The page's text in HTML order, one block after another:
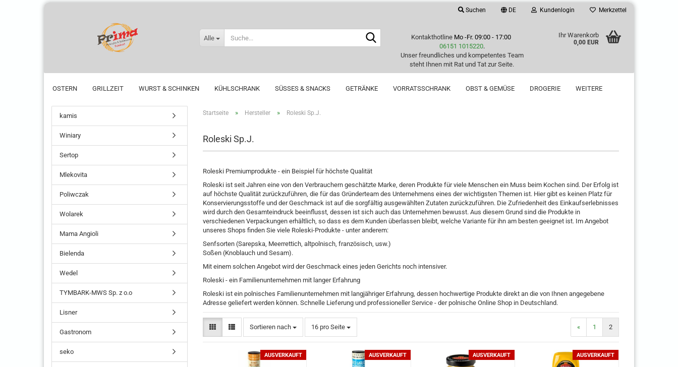
Suchen DE Kundenlogin Merkzettel
Alle Kontakthotline Mo -Fr. 09:00 - 17:00
06151 1015220.
Unser freundliches und kompetentes Team
steht Ihnen mit Rat und Tat zur Seite.
Ihr Warenkorb
0,00 EUR
OSTERN GRILLZEIT WURST & SCHINKEN KÜHLSCHRANK SÜSSES & SNACKS GETRÄNKE VORRATSSCHRANK OBST & GEMÜSE DROGERIE WEITERE
Startseite » Hersteller » Roleski Sp.J.
Roleski Sp.J.
Roleski Premiumprodukte - ein Beispiel für höchste Qualität
Roleski ist seit Jahren eine von den Verbrauchern geschätzte Marke, deren Produkte für viele Menschen ein Muss beim Kochen sind. Der Erfolg ist
auf höchste Qualität zurückzuführen, die für das Gründerteam des Unternehmens eines der wichtigsten Themen ist. Hier gibt es keinen Platz für
Konservierungsstoffe und der Geschmack ist auf die sorgfältig ausgewählten Zutaten zurückzuführen. Die Zufriedenheit des Einkaufserlebnisses
wird durch den Gesamteindruck beeinflusst, dessen ist sich auch das Unternehmen bewusst. Aus diesem Grund sind die Produkte in
verschiedenen Verpackungen erhältlich, so dass es dem Kunden überlassen bleibt, welche Variante für ihn am besten geeignet ist. Im Angebot
unseres Shops finden Sie viele Roleski-Produkte - unter anderem:
Senfsorten (Sarepska, Meerrettich, altpolnisch, französisch, usw.)
Soßen (Knoblauch und Sesam).
Mit einem solchen Angebot wird der Geschmack eines jeden Gerichts noch intensiver.
Roleski - ein Familienunternehmen mit langer Erfahrung
Roleski ist ein polnisches Familienunternehmen mit langjähriger Erfahrung, dessen hochwertige Produkte direkt an die von Ihnen angegebene
Adresse geliefert werden können. Schnelle Lieferung und professioneller Service - der polnische Online Shop in Deutschland.
Sortieren nach
Sortieren nach 16 pro Seite
pro Seite « 1 2
AUSVERKAUFT AUSVERKAUFT AUSVERKAUFT AUSVERKAUFT
kamis
Winiary
Sertop
Mlekovita
Poliwczak
Wolarek
Mama Angioli
Bielenda
Wedel
TYMBARK-MWS Sp. z o.o
Lisner
Gastronom
seko